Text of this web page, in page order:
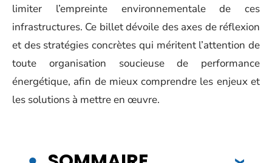
limiter l’empreinte environnementale de ces
infrastructures. Ce billet dévoile des axes de réflexion
et des stratégies concrètes qui méritent l’attention de
toute organisation soucieuse de performance
énergétique, afin de mieux comprendre les enjeux et
les solutions à mettre en œuvre.